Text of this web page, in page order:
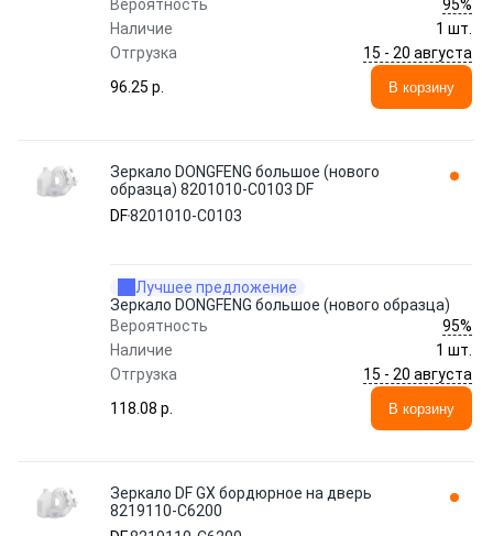
Вероятность
95%
Наличие
1 шт.
Отгрузка
15 - 20 августа
96.25 p.
В корзину
Зеркало DONGFENG большое (нового
образца) 8201010-C0103 DF
DF8201010-C0103
Лучшее предложение
Зеркало DONGFENG большое (нового образца)
Вероятность
95%
Наличие
1 шт.
Отгрузка
15 - 20 августа
118.08 p.
В корзину
Зеркало DF GX бордюрное на дверь
8219110-C6200